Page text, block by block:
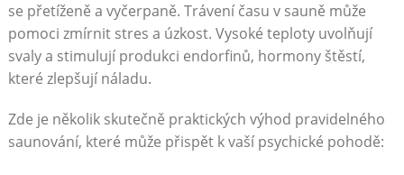
se přetíženě a vyčerpaně. Trávení času v sauně může
pomoci zmírnit stres a úzkost. Vysoké teploty uvolňují
svaly a stimulují produkci endorfinů, hormony štěstí,
které zlepšují náladu.
Zde je několik skutečně praktických výhod pravidelného
saunování, které může přispět k vaší psychické pohodě: